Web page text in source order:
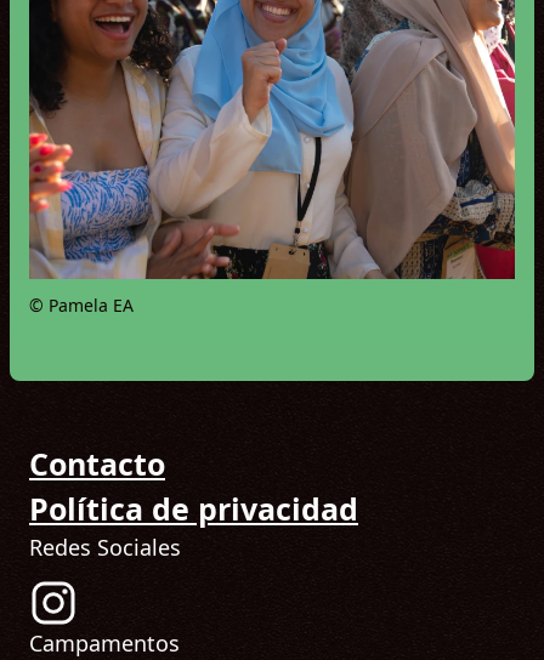
© Pamela EA
Contacto
Política de privacidad
Redes Sociales
Síguenos en Instagram! (Abre en una nueva
Campamentos